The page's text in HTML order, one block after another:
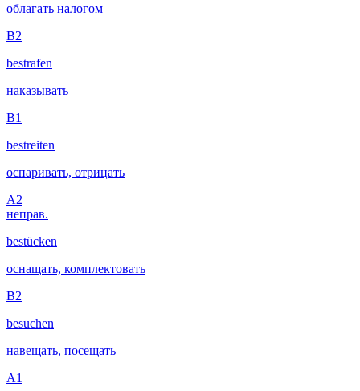
облагать налогом
B2
bestrafen
наказывать
B1
bestreiten
оспаривать, отрицать
A2
неправ.
bestücken
оснащать, комплектовать
B2
besuchen
навещать, посещать
A1